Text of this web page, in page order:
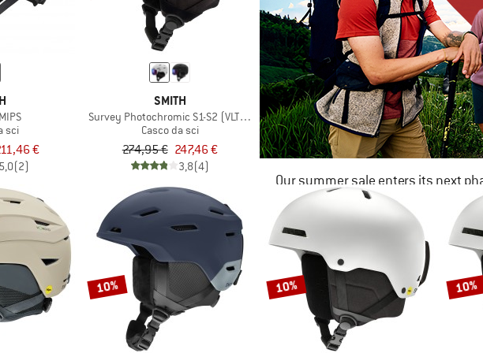
sci
€
5,0(2)
SMITH
Survey Photochromic S1-S2 (VLT 30-50%)
Casco da sci
274,95 € 247,46 €
3,8(4)
Our summer sale enters its next
NOW UP TO 50%
TO THE SALE
10% 10% 10%